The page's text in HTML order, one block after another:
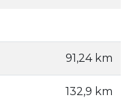
91,24 km
132,9 km